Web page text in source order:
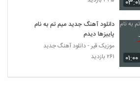
دانلود آهنگ جدید و زیبای امیرحسین ولی با
نام ماه دل آرا
۲۷۵ بازدید
آهنگ اینجانب از شایع(رپ)
آهنگ حامد بهروزی بنام دیوانگی
۰۳:۰۱
۰۱:۰۰
دانلود آهنگ جدید میم تم به نام
پاییزها دیدم
موزیک قیر - دانلود آهنگ جدبد
۲۶۱ بازدید